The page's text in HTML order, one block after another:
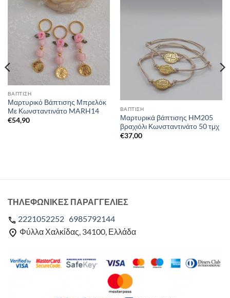
ΒΑΠΤΙΣΗ
Μαρτυρικό Βάπτισης Μπρελόκ
Με Κωνσταντινάτο MARH14
€54,90
ΒΑΠΤΙΣΗ
Μαρτυρικά βάπτισης HM205
βραχιόλι Κωνσταντινάτο 50 τμχ
€37,00
ΤΗΛΕΦΩΝΙΚΕΣ ΠΑΡΑΓΓΕΛΙΕΣ
2221052252 6985792144
Φύλλα Χαλκίδας, 34100, Ελλάδα